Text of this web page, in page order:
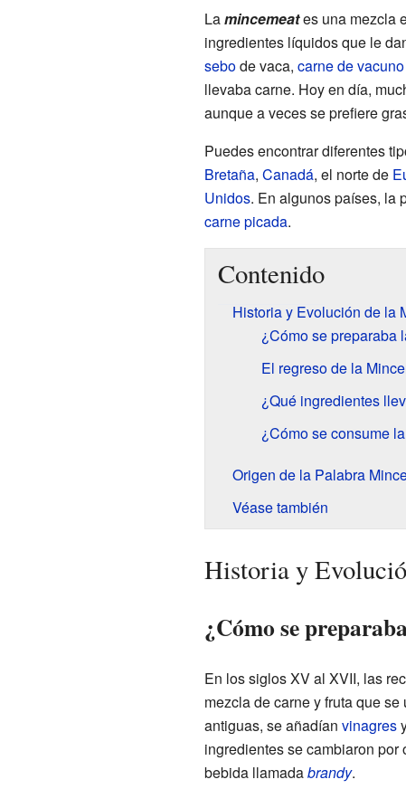
Lamincemeates una mezcla
ingredientes líquidos que le
sebode vaca, carne de vacuno
llevaba carne. Hoy en día,
aunque a veces se prefiere
Puedes encontrar diferentes
Bretaña, Canadá, el norte de
Unidos. En algunos países, la
carne picada.
Contenido
Historia y Evolución de la
¿Cómo se preparaba
El regreso de la
¿Qué ingredientes
¿Cómo se consume
Origen de la Palabra
Véase también
Historia y
¿Cómo se
En los siglos XV al XVII, las
mezcla de carne y fruta que
antiguas, se añadían vinagres
ingredientes se cambiaron
bebida llamadabrandy.